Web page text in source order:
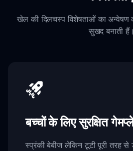
खेल की दिलचस्प विशेषताओं का अन्वेषण
सुखद बनाती हैं।
बच्चों के लिए सुरक्षित
स्प्रंकी बेबीज लेकिन टूटी पूरी तरह से